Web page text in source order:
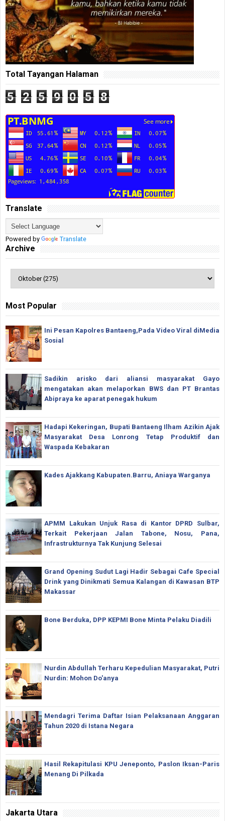
Total Tayangan Halaman
5 2 5 9 0 5 8
Translate
Powered by Translate
Archive
Most Popular
Ini Pesan Kapolres Bantaeng,Pada Video Viral diMedia
Sosial
Sadikin arisko dari aliansi masyarakat Gayo
mengatakan akan melaporkan BWS dan PT Brantas
Abipraya ke aparat penegak hukum
Hadapi Kekeringan, Bupati Bantaeng Ilham Azikin Ajak
Masyarakat Desa Lonrong Tetap Produktif dan
Waspada Kebakaran
Kades Ajakkang Kabupaten.Barru, Aniaya Warganya
APMM Lakukan Unjuk Rasa di Kantor DPRD Sulbar,
Terkait Pekerjaan Jalan Tabone, Nosu, Pana,
Infrastrukturnya Tak Kunjung Selesai
Grand Opening Sudut Lagi Hadir Sebagai Cafe Special
Drink yang Dinikmati Semua Kalangan di Kawasan BTP
Makassar
Bone Berduka, DPP KEPMI Bone Minta Pelaku Diadili
Nurdin Abdullah Terharu Kepedulian Masyarakat, Putri
Nurdin: Mohon Do'anya
Mendagri Terima Daftar Isian Pelaksanaan Anggaran
Tahun 2020 di Istana Negara
Hasil Rekapitulasi KPU Jeneponto, Paslon Iksan-Paris
Menang Di Pilkada
Jakarta Utara